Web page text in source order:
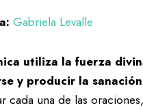
Gabriela Levalle
utiliza la fuerza
y producir la
cada una de las